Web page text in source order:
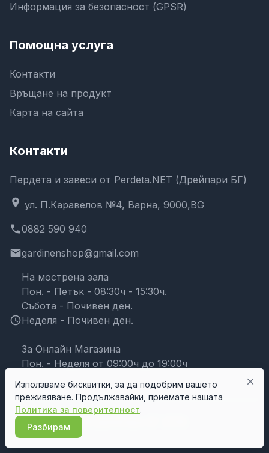
Информация за безопасност (GPSR)
Помощна услуга
Контакти
Връщане на продукт
Карта на сайта
Контакти
Пердета и завеси от Perdeta.NET (Дрейпари БГ)
location_on ул. П.Каравелов №4, Варна, 9000,BG
phone0882 590 940
emailgardinenshop@gmail.com
schedule
На мострена зала
Пон. - Петък - 08:30ч - 15:30ч.
Събота - Почивен ден.
Неделя - Почивен ден.
За Онлайн Магазина
Пон. - Неделя от 09:00ч до 19:00ч
close
Използваме бисквитки, за да подобрим вашето
преживяване. Продължавайки, приемате нашата
Политика за поверителност.
Разбирам